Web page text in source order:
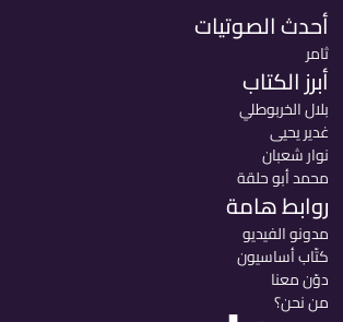
أحدث الصوتيات
ثامر
أبرز الكتاب
بلال الخربوطلي
غدير يحيى
نوار شعبان
محمد أبو حلقة
روابط هامة
مدونو الفيديو
كتّاب أساسيون
دوّن معنا
من نحن؟